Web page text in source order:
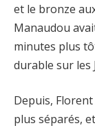
et le bronze
Manaudou
minutes plus
durable sur les
Depuis,
plus séparés,